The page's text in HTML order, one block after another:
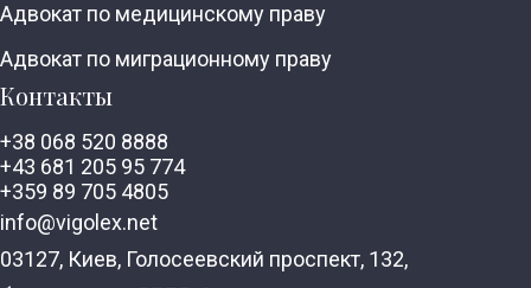
Адвокат по медицинскому праву
Адвокат по миграционному праву
Контакты
+38 068 520 8888
+43 681 205 95 774
+359 89 705 4805
info@vigolex.net
03127, Киев, Голосеевский проспект, 132,